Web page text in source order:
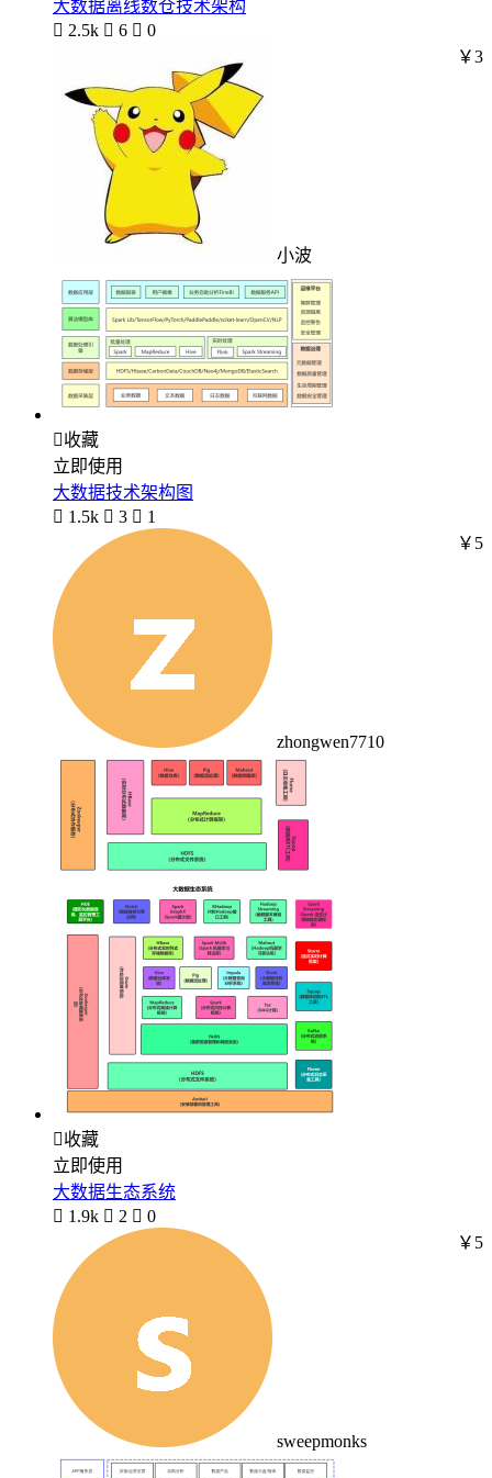
大数据离线数仓技术架构
 2.5k  6  0
小波
￥3
收藏
立即使用
大数据技术架构图
 1.5k  3  1
zhongwen7710
￥5
收藏
立即使用
大数据生态系统
 1.9k  2  0
sweepmonks
￥5